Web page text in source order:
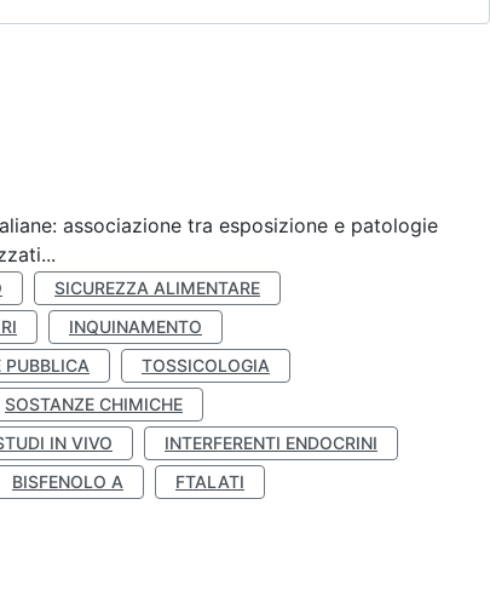
associazione tra esposizione e patologie
SICUREZZA ALIMENTARE
INQUINAMENTO
PUBBLICA
TOSSICOLOGIA
SOSTANZE CHIMICHE
IN VIVO
INTERFERENTI ENDOCRINI
BISFENOLO A
FTALATI